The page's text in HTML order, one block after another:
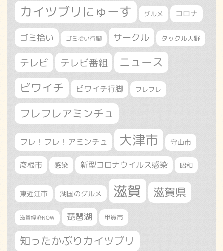
カイツブリにゅーす グルメ コロナ
ゴミ拾い ゴミ拾い行脚 サークル タックル天野
テレビ テレビ番組 ニュース
ビワイチ ビワイチ行脚 フレフレ
フレフレアミンチュ
フレ！フレ！アミンチュ 大津市 守山市
彦根市 感染 新型コロナウイルス感染 昭和
東近江市 湖国のグルメ 滋賀 滋賀県
滋賀経済NOW 琵琶湖 甲賀市
知ったかぶりカイツブリ